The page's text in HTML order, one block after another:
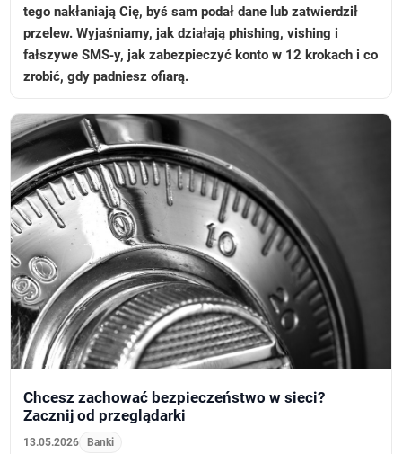
tego nakłaniają Cię, byś sam podał dane lub zatwierdził
przelew. Wyjaśniamy, jak działają phishing, vishing i
fałszywe SMS‑y, jak zabezpieczyć konto w 12 krokach i co
zrobić, gdy padniesz ofiarą.
Chcesz zachować bezpieczeństwo w sieci?
Zacznij od przeglądarki
13.05.2026 Banki